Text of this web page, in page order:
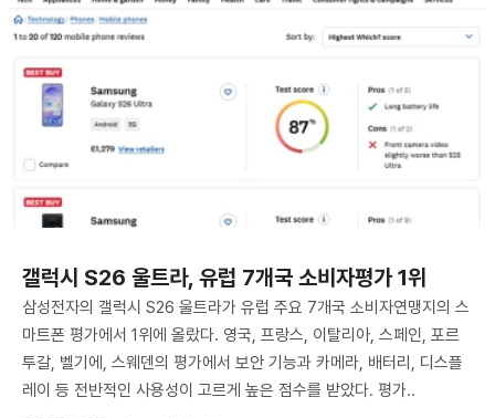
갤럭시 S26 울트라, 유럽 7개국 소비자평가 1위
삼성전자의 갤럭시 S26 울트라가 유럽 주요 7개국 소비자연맹지의 스
마트폰 평가에서 1위에 올랐다. 영국, 프랑스, 이탈리아, 스페인, 포르
투갈, 벨기에, 스웨덴의 평가에서 보안 기능과 카메라, 배터리, 디스플
레이 등 전반적인 사용성이 고르게 높은 점수를 받았다. 평가..